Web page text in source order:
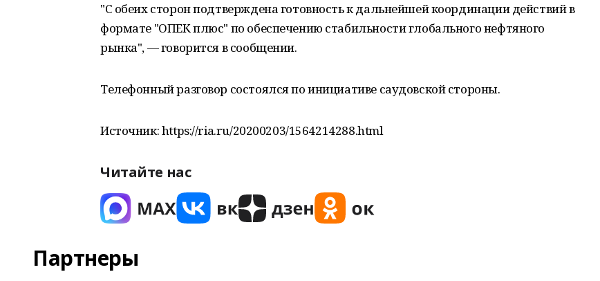
"С обеих сторон подтверждена готовность к дальнейшей координации действий в
формате "ОПЕК плюс" по обеспечению стабильности глобального нефтяного
рынка", — говорится в сообщении.
Телефонный разговор состоялся по инициативе саудовской стороны.
Источник: https://ria.ru/20200203/1564214288.html
Читайте нас
Партнеры